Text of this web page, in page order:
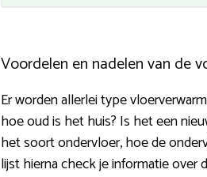
Voordelen en nadelen van de
Er worden allerlei type
hoe oud is het huis? Is het een
het soort ondervloer, hoe de
lijst hierna check je informatie over